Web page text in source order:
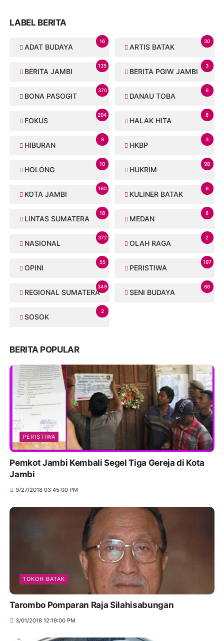
LABEL BERITA
ADAT BUDAYA
16
ARTIS BATAK
30
BERITA JAMBI
135
BERITA PGIW JAMBI
3
BONA PASOGIT
370
DANAU TOBA
6
FOKUS
204
HALAK HITA
8
HIBURAN
8
HKBP
3
HOLONG
10
HUKRIM
98
KOTA JAMBI
160
KULINER BATAK
6
LINTAS SUMATERA
18
MEDAN
8
NASIONAL
372
OLAH RAGA
2
OPINI
55
PERISTIWA
197
REGIONAL SUMATERA
349
SENI BUDAYA
66
SOSOK
2
BERITA POPULAR
PERISTIWA
Pemkot Jambi Kembali Segel Tiga Gereja di Kota
Jambi
9/27/2018 03:45:00 PM
TOKOH BATAK
Tarombo Pomparan Raja Silahisabungan
3/01/2018 12:19:00 PM